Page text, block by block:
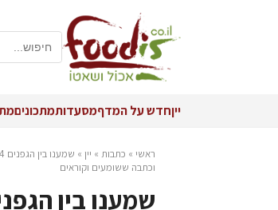
ייןחדש על המדףמסעדותמתכונים
ראשי » כתבות » יין »
וכתבה ששומעים וקוראים